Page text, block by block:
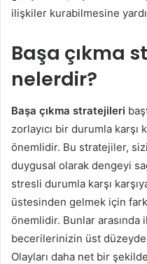
ilişkiler kurabilmesine
Başa çıkma
nelerdir?
Başa çıkma stratejileri
zorlayıcı bir durumla karşı
önemlidir. Bu stratejiler,
duygusal olarak dengeyi
stresli durumla karşı
üstesinden gelmek için
önemlidir. Bunlar arasında
becerilerinizin üst düzeyde
Olayları daha net bir